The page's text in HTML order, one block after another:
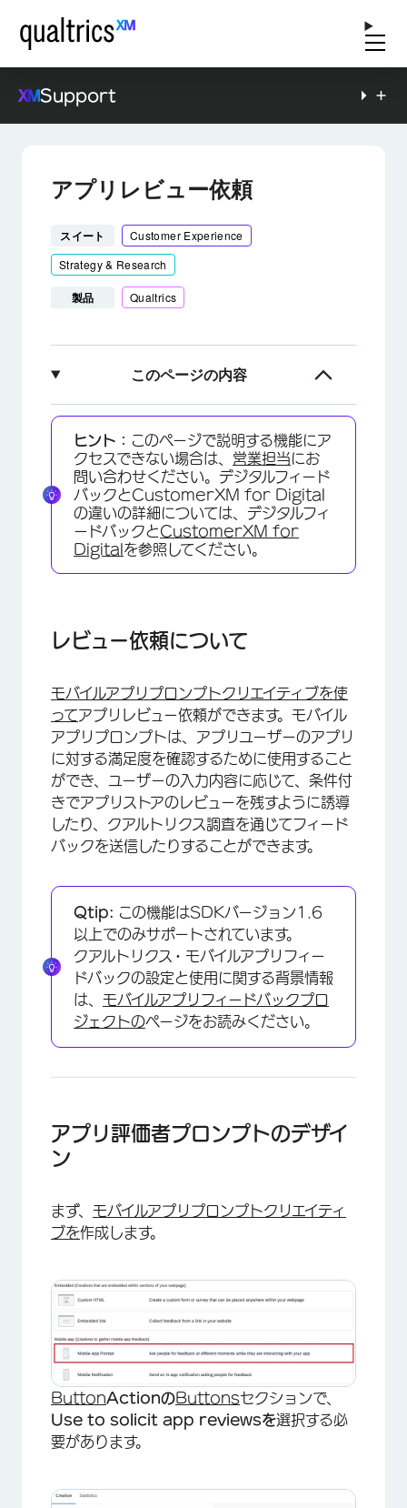
Support
アプリレビュー依頼
スイート
Customer Experience
Strategy & Research
製品 Qualtrics
このページの内容
レビュー依頼について
アプリ評価者プロンプトのデザイン
プロンプトの頻度をコントロールする
APIとSDKのドキュメント
ヒント： このページで説明する機能にア
クセスできない場合は、 営業担当にお
問い合わせください。デジタルフィード
バックとCustomerXM for Digital
の違いの詳細については、デジタルフィ
ードバックとCustomerXM for
Digital を参照してください。
レビュー依頼について
モバイルアプリプロンプトクリエイティブを使
ってアプリレビュー依頼ができます。モバイル
アプリプロンプトは、アプリユーザーのアプリ
に対する満足度を確認するために使用すること
ができ、ユーザーの入力内容に応じて、条件付
きでアプリストアのレビューを残すように誘導
したり、クアルトリクス調査を通じてフィード
バックを送信したりすることができます。
Qtip: この機能はSDKバージョン1.6
以上でのみサポートされています。
クアルトリクス・モバイルアプリフィー
ドバックの設定と使用に関する背景情報
は、 モバイルアプリフィードバックプロ
ジェクトのページをお読みください。
アプリ評価者プロンプトのデザイ
ン
まず、 モバイルアプリプロンプトクリエイティ
ブを作成します。
ButtonActionのButtonsセクションで、
Use to solicit app reviewsを選択する必
要があります。